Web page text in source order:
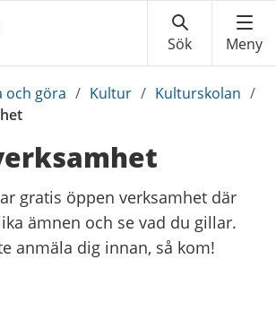
och göra / Kultur / Kulturskolan /
gratis öppen verksamhet där
ämnen och se vad du gillar.
anmäla dig innan, så kom!